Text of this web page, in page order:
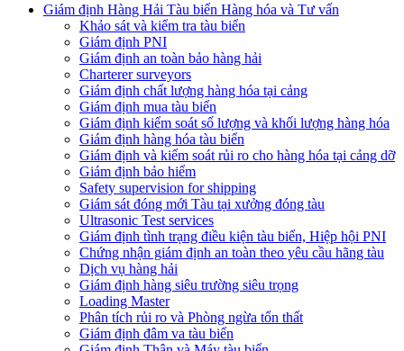
Giám định Hàng Hải Tàu biển Hàng hóa và Tư vấn
Khảo sát và kiểm tra tàu biển
Giám định PNI
Giám định an toàn bảo hàng hải
Charterer surveyors
Giám định chất lượng hàng hóa tại cảng
​Giám định mua tàu biển
Giám định kiểm soát số lượng và khối lượng hàng hóa
Giám định hàng hóa tàu biển
Giám định và kiểm soát rủi ro cho hàng hóa tại cảng dỡ
Giám định bảo hiểm
Safety supervision for shipping
Giám sát đóng mới Tàu tại xưởng đóng tàu
Ultrasonic Test services
Giám định tình trạng điều kiện tàu biển, Hiệp hội PNI
Chứng nhận giám định an toàn theo yêu cầu hãng tàu
Dịch vụ hàng hải
Giám định hàng siêu trường siêu trọng
Loading Master
Phân tích rủi ro và Phòng ngừa tổn thất
​Giám định đâm va tàu biển